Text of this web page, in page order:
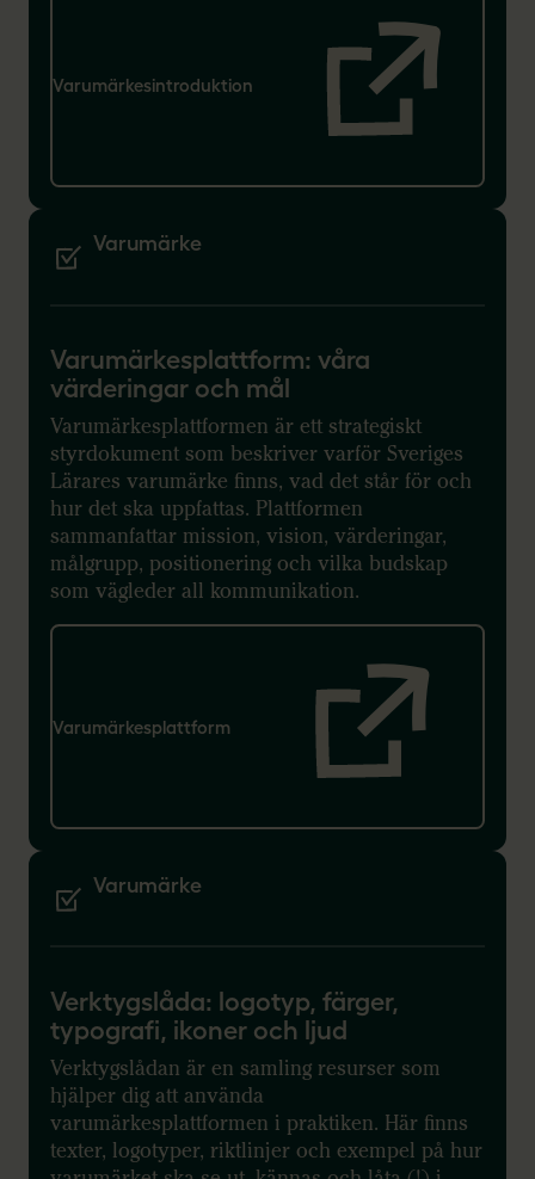
Varumärkesintroduktion
Varumärke
Varumärkesplattform: våra
värderingar och mål
Varumärkesplattformen är ett strategiskt
styrdokument som beskriver varför Sveriges
Lärares varumärke finns, vad det står för och
hur det ska uppfattas. Plattformen
sammanfattar mission, vision, värderingar,
målgrupp, positionering och vilka budskap
som vägleder all kommunikation.
Varumärkesplattform
Varumärke
Verktygslåda: logotyp, färger,
typografi, ikoner och ljud
Verktygslådan är en samling resurser som
hjälper dig att använda
varumärkesplattformen i praktiken. Här finns
texter, logotyper, riktlinjer och exempel på hur